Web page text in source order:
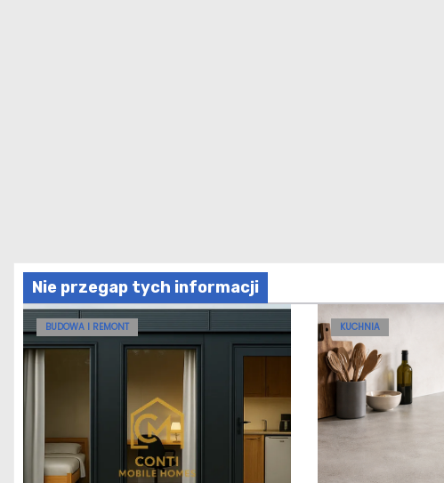
Nie przegap tych informacji
BUDOWA I REMONT KUCHNIA